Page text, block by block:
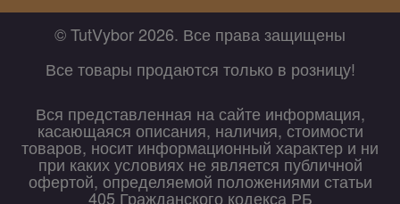
© TutVybor 2026. Все права защищены
Все товары продаются только в розницу!
Вся представленная на сайте информация,
касающаяся описания, наличия, стоимости
товаров, носит информационный характер и ни
при каких условиях не является публичной
офертой, определяемой положениями статьи
405 Гражданского кодекса РБ